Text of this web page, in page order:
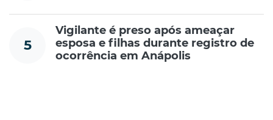
5
Vigilante é preso após ameaçar
esposa e filhas durante registro de
ocorrência em Anápolis